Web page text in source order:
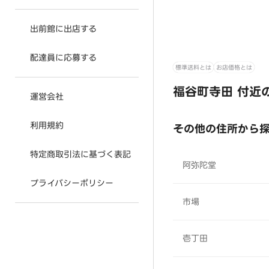
出前館に出店する
配達員に応募する
運営会社
利用規約
特定商取引法に基づく表記
プライバシーポリシー
標準送料とは お店価格とは
福谷町寺田 付近
その他の住所から
阿弥陀堂
市場
壱丁田